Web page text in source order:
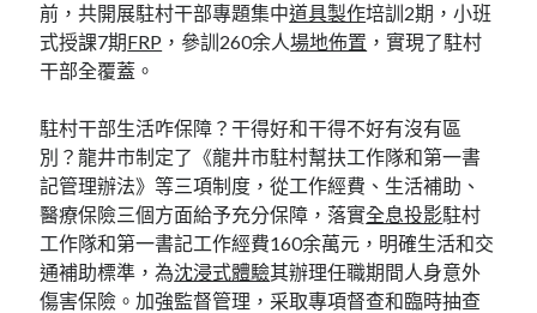
前，共開展駐村干部專題集中道具製作培訓2期，小班
式授課7期FRP ，參訓260余人場地佈置 ，實現了駐村
干部全覆蓋。
駐村干部生活咋保障？干得好和干得不好有沒有區
別？龍井市制定了《龍井市駐村幫扶工作隊和第一書
記管理辦法》等三項制度，從工作經費、生活補助、
醫療保險三個方面給予充分保障，落實全息投影駐村
工作隊和第一書記工作經費160余萬元，明確生活和交
通補助標準，為沈浸式體驗其辦理任職期間人身意外
傷害保險。加強監督管理，采取專項督查和臨時抽查